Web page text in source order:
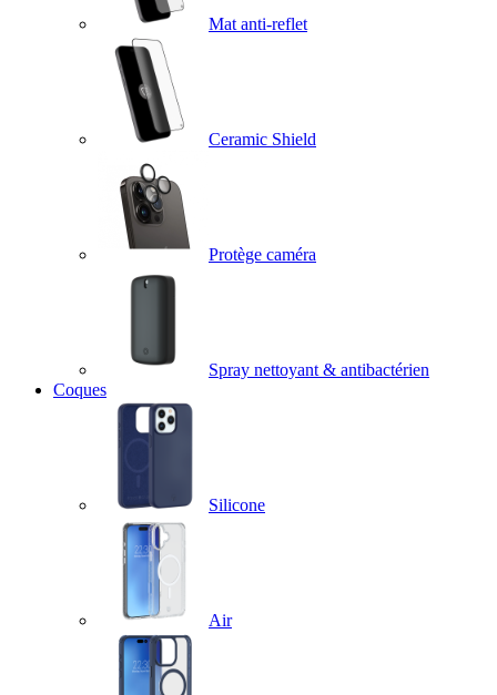
Mat anti-reflet
Ceramic Shield
Protège caméra
Spray nettoyant & antibactérien
Coques
Silicone
Air